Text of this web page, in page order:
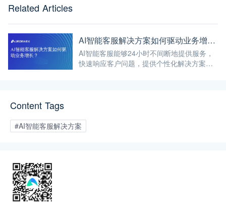
Related Articles
AI智能客服解决方案如何驱动业务增长？
AI智能客服能够24小时不间断地提供服务，
快速响应客户问题，提供个性化解决方案，
Content Tags
#AI智能客服解决方案